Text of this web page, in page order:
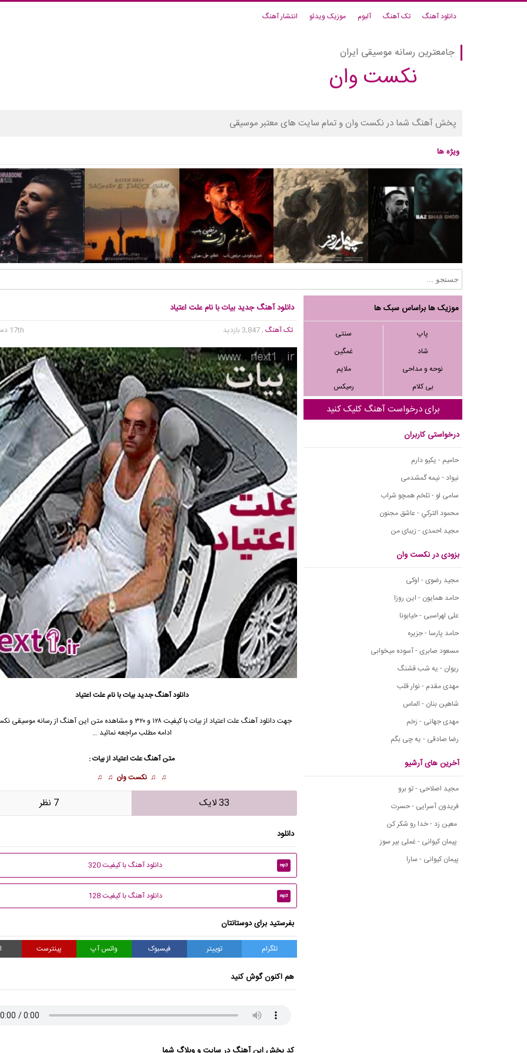
دانلود آهنگ تک آهنگ آلبوم موزیک ویدئو انتشار آهنگ
جامعترین رسانه موسیقی ایران
نکست وان
پخش آهنگ شما در نکست وان و تمام سایت های معتبر موسیقی
ویژه ها
موزیک ها براساس سبک ها
پاپ
سنتی
شاد
غمگین
نوحه و مداحی
ملایم
بی کلام
رمیکس
برای درخواست آهنگ کلیک کنید
درخواستی کاربران
حامیم - یکیو دارم
نیواد - نیمه گمشدمی
سامی لو - تلخم همچو شراب
محمود التركي - عاشق مجنون
مجید احمدی - زیبای من
بزودی در نکست وان
مجید رضوی - اوکی
حامد همایون - این روزا
علی لهراسبی - خیابونا
حامد پارسا - جزیره
مسعود صابری - آسوده میخوابی
ریوان - یه شب قشنگ
مهدی مقدم - نوار قلب
شاهین بنان - الماس
مهدی جهانی - زخم
رضا صادقی - یه چی بگم
آخرین های آرشیو
مجید اصلاحی - تو برو
فریدون آسرایی - حسرت
معین زد - خدا رو شکر کن
پیمان کیوانی - غملی بیر سوز
پیمان کیوانی - سارا
دانلود آهنگ جدید بیات با نام علت اعتیاد
تک آهنگ, 3,847 بازدید 17th دسامبر 2015
دانلود آهنگ جدیدبیاتبا نام علت اعتیاد
جهت دانلود آهنگ علت اعتیاد ازبیات
با کیفیت ۱۲۸ و ۳۲۰ و مشاهده متن این آهنگ از رسانه
ادامه مطلب مراجعه نمائید …
متن آهنگ علت اعتیاد از بیات :
♫ ♫ نکست وان ♫ ♫
33 لایک 7 نظر
دانلود
mp3 دانلود آهنگ با کیفیت 320
mp3 دانلود آهنگ با کیفیت 128
بفرستید برای دوستانتان
تلگرام توییتر فیسبوک واتس آپ پینترست
هم اکنون گوش کنید
کد پخش این آهنگ در سایت و وبلاگ شما